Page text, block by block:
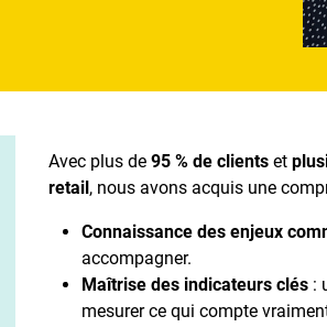
Avec plus de95 % de clients et
retail, nous avons acquis une
Connaissance des enjeux
accompagner.
Maîtrise des indicateurs clés :
mesurer ce qui compte